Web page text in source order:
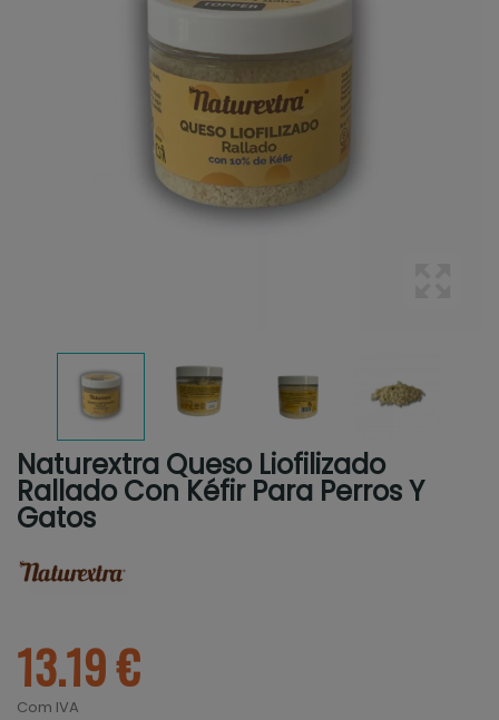
Naturextra Queso Liofilizado
Rallado Con Kéfir Para Perros Y
Gatos
13.19 €
Com IVA